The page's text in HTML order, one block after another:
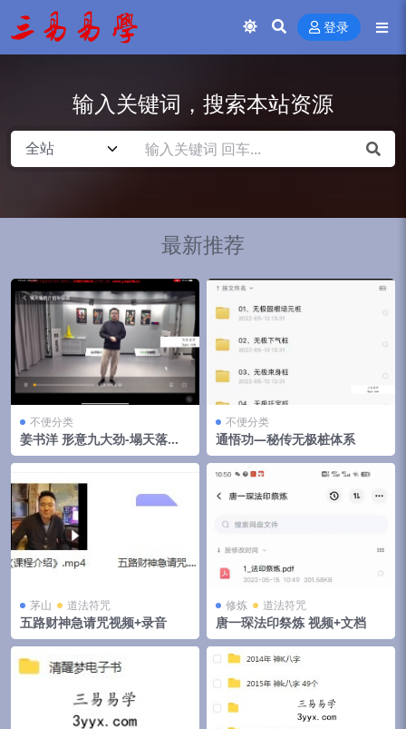
登录
输入关键词，搜索本站资源
最新推荐
不便分类
姜书洋 形意九大劲-塌天落地
翻天
不便分类
通悟功—秘传无极桩体系
茅山 道法符咒
五路财神急请咒视频+录音
修炼 道法符咒
唐一琛法印祭炼 视频+文档